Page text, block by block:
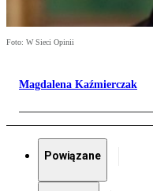
Foto: W Sieci Opinii
Magdalena Kaźmierczak
Powiązane